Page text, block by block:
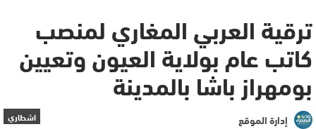
ترقية العربي المغاري لمنصب
كاتب عام بولاية العيون وتعيين
بومهراز باشا بالمدينة
اشطاري
إدارة الموقع